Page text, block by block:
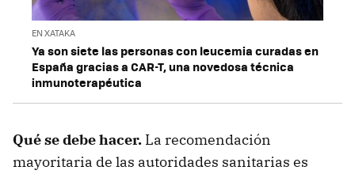
EN XATAKA
Ya son siete las personas con leucemia curadas en
España gracias a CAR-T, una novedosa técnica
inmunoterapéutica
Qué se debe hacer. La recomendación
mayoritaria de las autoridades sanitarias es